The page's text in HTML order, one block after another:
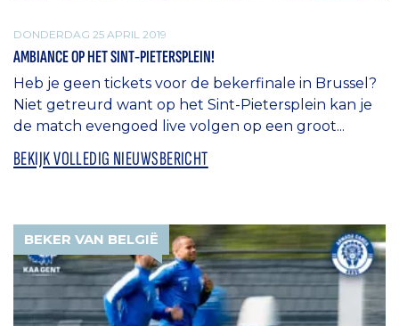
DONDERDAG 25 APRIL 2019
AMBIANCE OP HET SINT-PIETERSPLEIN!
Heb je geen tickets voor de bekerfinale in Brussel?
Niet getreurd want op het Sint-Pietersplein kan je
de match evengoed live volgen op een groot...
BEKIJK VOLLEDIG NIEUWSBERICHT
BEKER VAN BELGIË